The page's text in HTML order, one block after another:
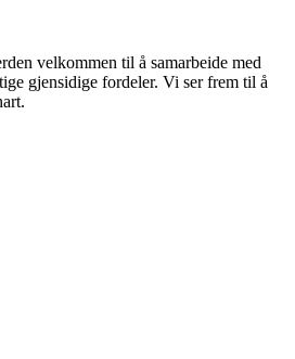
velkommen til å samarbeide med
gjensidige fordeler. Vi ser frem til å